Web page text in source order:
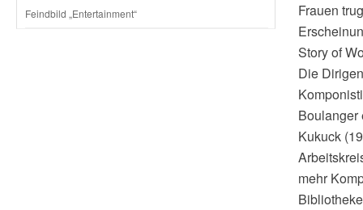
Feindbild „Entertainment“
Frauen
Story of
Die
Boulanger
Kukuck
mehr